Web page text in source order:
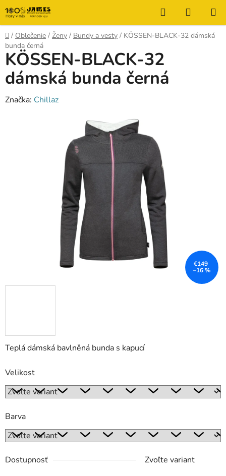
Prejsť
na
obsah
Hľadať
KOŠÍK
Domov
/ Oblečenie / Ženy / Bundy a vesty / KÖSSEN-BLACK-32 dámská
bunda černá
Teplá dámská bavlněná bunda s kapucí
Velikost
Barva
Dostupnosť Zvoľte variant
KÖSSEN-BLACK-32
dámská bunda černá
Značka: Chillaz
€149
–16 %